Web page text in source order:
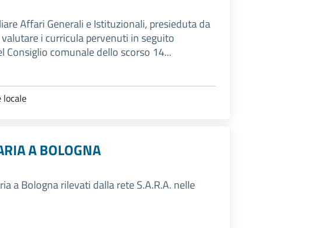
Affari Generali e Istituzionali, presieduta da
i curricula pervenuti in seguito
Consiglio comunale dello scorso 14...
A BOLOGNA
a Bologna rilevati dalla rete S.A.R.A. nelle